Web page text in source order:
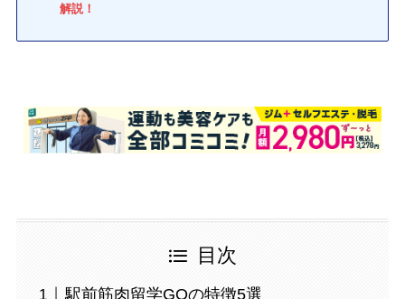
解説！
目次
駅前筋肉留学GOの特徴5選